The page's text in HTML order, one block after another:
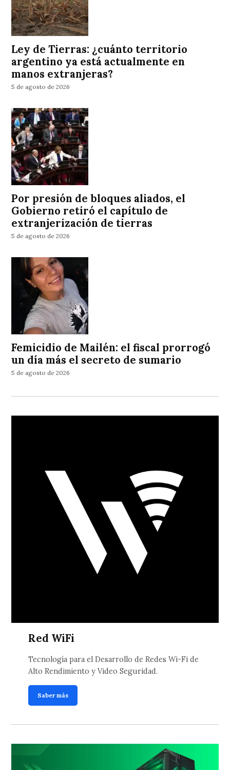
Ley de Tierras: ¿cuánto territorio
argentino ya está actualmente en
manos extranjeras?
5 de agosto de 2026
Por presión de bloques aliados, el
Gobierno retiró el capítulo de
extranjerización de tierras
5 de agosto de 2026
Femicidio de Mailén: el fiscal prorrogó
un día más el secreto de sumario
5 de agosto de 2026
Red WiFi
Tecnología para el Desarrollo de Redes Wi-Fi de
Alto Rendimiento y Video Seguridad.
Saber más